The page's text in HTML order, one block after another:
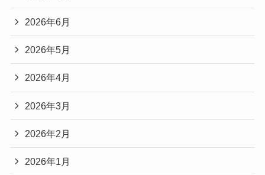
2026年6月
2026年5月
2026年4月
2026年3月
2026年2月
2026年1月